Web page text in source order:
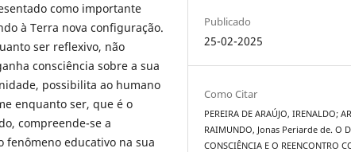
como importante
à Terra nova configuração.
ser reflexivo, não
consciência sobre a sua
possibilita ao humano
enquanto ser, que é o
compreende-se a
fenômeno educativo na sua
Publicado
25-02-2025
Como Citar
PEREIRA DE ARAÚJO, IRENALDO;
RAIMUNDO, Jonas Periarde de. O
CONSCIÊNCIA E O REENCONTRO